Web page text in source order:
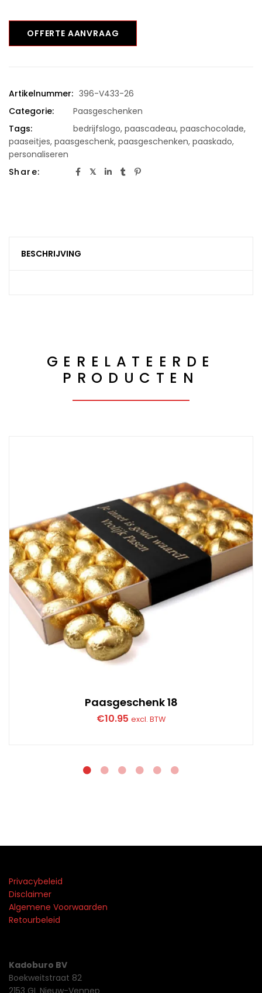
OFFERTE AANVRAAG
Artikelnummer: 396-V433-26
Categorie:
Paasgeschenken
Tags:
bedrijfslogo, paascadeau, paaschocolade,
paaseitjes, paasgeschenk, paasgeschenken, paaskado,
personaliseren
Share:
BESCHRIJVING
GERELATEERDE
PRODUCTEN
Paasgeschenk 18
€10.95 excl. BTW
Privacybeleid
Disclaimer
Algemene Voorwaarden
Retourbeleid
Kadoburo BV
Boekweitstraat 82